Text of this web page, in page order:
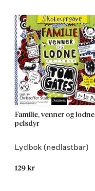
Familie, venner og lodne
pelsdyr
Lydbok (nedlastbar)
129 kr